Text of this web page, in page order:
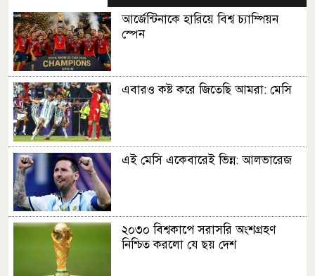
আর্জেন্টিনাকে হারিয়ে বিশ্ব চ্যাম্পিয়ন
স্পেন
এবারও কষ্ট করে জিতেছি আমরা: মেসি
এই মেসি একেবারেই ভিন্ন: আলভারেজ
২০৩০ বিশ্বকাপে সরাসরি অংশগ্রহণ
নিশ্চিত করলো যে ছয় দেশ